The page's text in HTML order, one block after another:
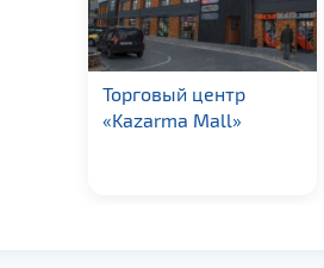
Торговый центр
«Kazarma Mall»